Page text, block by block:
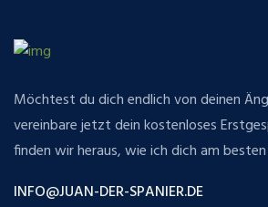
Möchtest du dich endlich von deinen
vereinbare jetzt dein kostenloses
finden wir heraus, wie ich dich am
INFO@JUAN-DER-SPANIER.DE